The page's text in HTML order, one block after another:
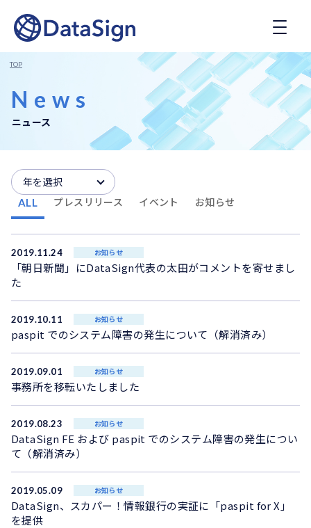
TOP
News
ニュース
ALL プレスリリース イベント お知らせ
年を選択
2019.11.24 お知らせ
「朝日新聞」にDataSign代表の太田がコメントを寄せまし
た
2019.10.11 お知らせ
paspit でのシステム障害の発生について（解消済み）
2019.09.01 お知らせ
事務所を移転いたしました
2019.08.23 お知らせ
DataSign FE および paspit でのシステム障害の発生につい
て（解消済み）
2019.05.09 お知らせ
DataSign、スカパー！情報銀行の実証に「paspit for X」
を提供